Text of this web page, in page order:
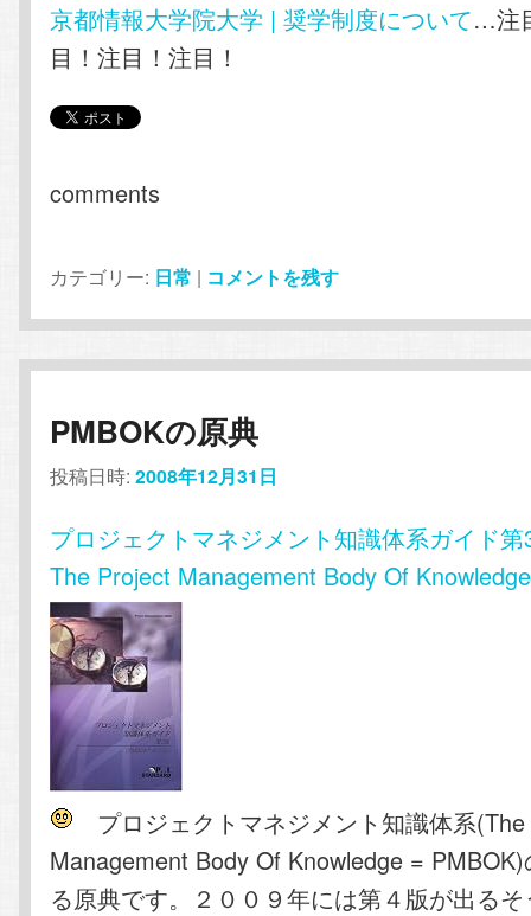
京都情報大学院大学 | 奨学制度について…注
目！注目！注目！
comments
カテゴリー: 日常 | コメントを残す
PMBOKの原典
投稿日時:2008年12月31日
プロジェクトマネジメント知識体系ガイド
The Project Management Body Of Knowledge
プロジェクトマネジメント知識体系
Management Body Of Knowledge =
る原典です。２００９年には第４版が出る